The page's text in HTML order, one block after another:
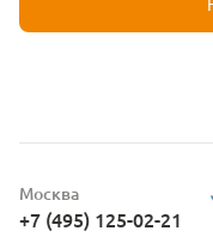
Москва
+7 (495) 125-02-21